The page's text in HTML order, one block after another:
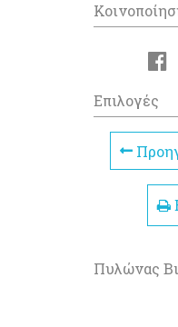
Επιλογές
Πυλώνας